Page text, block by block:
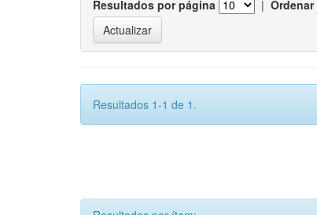
Resultados por página |
Resultados 1-1 de 1.